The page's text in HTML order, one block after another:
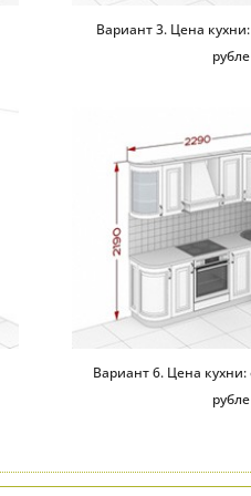
Вариант 3. Цена
Вариант 6. Цена кухни: